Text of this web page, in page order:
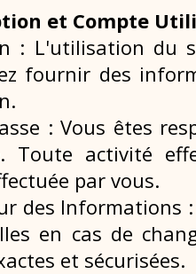
et Compte
: L'utilisation du
fournir des
: Vous êtes
Toute activité
par vous.
des Informations
en cas de
et sécurisées.